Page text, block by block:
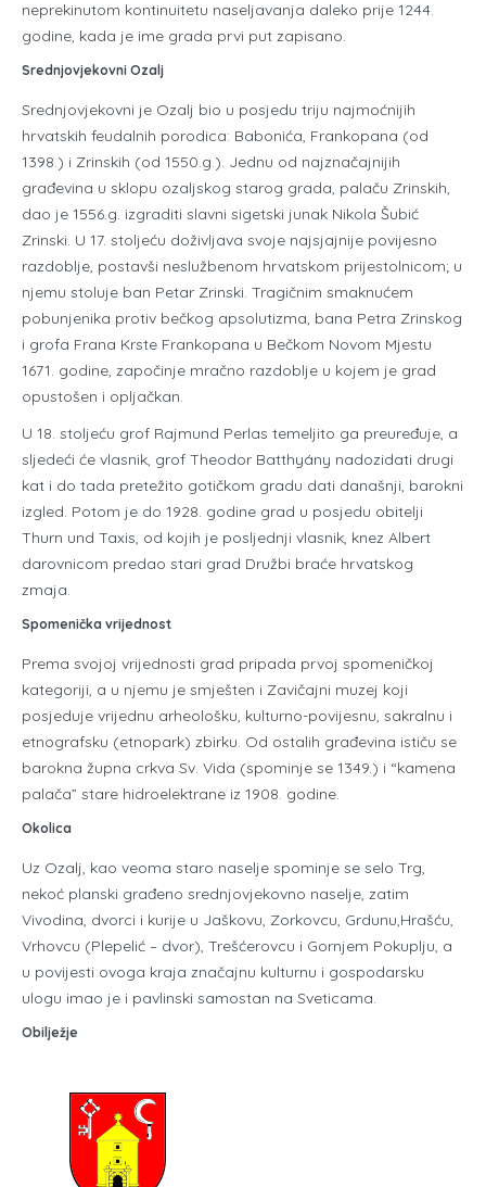
neprekinutom kontinuitetu naseljavanja daleko prije 1244.
godine, kada je ime grada prvi put zapisano.
Srednjovjekovni Ozalj
Srednjovjekovni je Ozalj bio u posjedu triju najmoćnijih
hrvatskih feudalnih porodica: Babonića, Frankopana (od
1398.) i Zrinskih (od 1550.g.). Jednu od najznačajnijih
građevina u sklopu ozaljskog starog grada, palaču Zrinskih,
dao je 1556.g. izgraditi slavni sigetski junak Nikola Šubić
Zrinski. U 17. stoljeću doživljava svoje najsjajnije povijesno
razdoblje, postavši neslužbenom hrvatskom prijestolnicom; u
njemu stoluje ban Petar Zrinski. Tragičnim smaknućem
pobunjenika protiv bečkog apsolutizma, bana Petra Zrinskog
i grofa Frana Krste Frankopana u Bečkom Novom Mjestu
1671. godine, započinje mračno razdoblje u kojem je grad
opustošen i opljačkan.
U 18. stoljeću grof Rajmund Perlas temeljito ga preuređuje, a
sljedeći će vlasnik, grof Theodor Batthyány nadozidati drugi
kat i do tada pretežito gotičkom gradu dati današnji, barokni
izgled. Potom je do 1928. godine grad u posjedu obitelji
Thurn und Taxis, od kojih je posljednji vlasnik, knez Albert
darovnicom predao stari grad Družbi braće hrvatskog
zmaja.
Spomenička vrijednost
Prema svojoj vrijednosti grad pripada prvoj spomeničkoj
kategoriji, a u njemu je smješten i Zavičajni muzej koji
posjeduje vrijednu arheološku, kulturno-povijesnu, sakralnu i
etnografsku (etnopark) zbirku. Od ostalih građevina ističu se
barokna župna crkva Sv. Vida (spominje se 1349.) i “kamena
palača” stare hidroelektrane iz 1908. godine.
Okolica
Uz Ozalj, kao veoma staro naselje spominje se selo Trg,
nekoć planski građeno srednjovjekovno naselje, zatim
Vivodina, dvorci i kurije u Jaškovu, Zorkovcu, Grdunu,Hrašću,
Vrhovcu (Plepelić – dvor), Trešćerovcu i Gornjem Pokuplju, a
u povijesti ovoga kraja značajnu kulturnu i gospodarsku
ulogu imao je i pavlinski samostan na Sveticama.
Obilježje